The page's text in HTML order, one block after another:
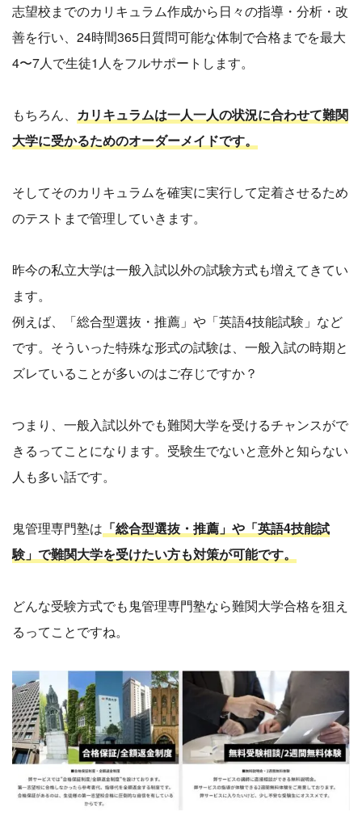
志望校までのカリキュラム作成から日々の指導・分析・改
善を行い、24時間365日質問可能な体制で合格までを最大
4〜7人で生徒1人をフルサポートします。
もちろん、 カリキュラムは一人一人の状況に合わせて難関
大学に受かるためのオーダーメイドです。
そしてそのカリキュラムを確実に実行して定着させるため
のテストまで管理していきます。
昨今の私立大学は一般入試以外の試験方式も増えてきてい
ます。
例えば、「総合型選抜・推薦」や「英語4技能試験」など
です。そういった特殊な形式の試験は、一般入試の時期と
ズレていることが多いのはご存じですか？
つまり、一般入試以外でも難関大学を受けるチャンスがで
きるってことになります。受験生でないと意外と知らない
人も多い話です。
鬼管理専門塾は 「総合型選抜・推薦」や「英語4技能試
験」で難関大学を受けたい方も対策が可能です。
どんな受験方式でも鬼管理専門塾なら難関大学合格を狙え
るってことですね。